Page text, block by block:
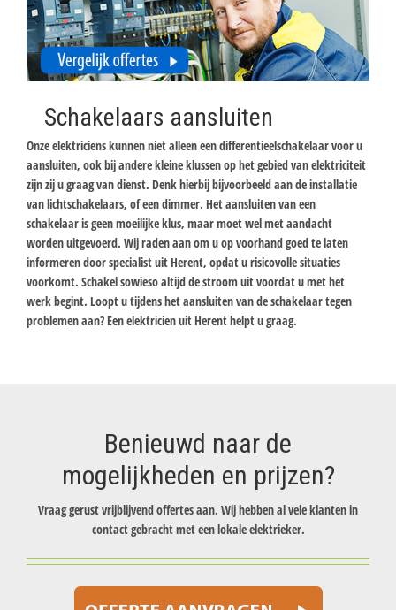
Schakelaars aansluiten
Onze elektriciens kunnen niet alleen een differentieelschakelaar voor u
aansluiten, ook bij andere kleine klussen op het gebied van elektriciteit
zijn zij u graag van dienst. Denk hierbij bijvoorbeeld aan de installatie
van lichtschakelaars, of een dimmer. Het aansluiten van een
schakelaar is geen moeilijke klus, maar moet wel met aandacht
worden uitgevoerd. Wij raden aan om u op voorhand goed te laten
informeren door specialist uit Herent, opdat u risicovolle situaties
voorkomt. Schakel sowieso altijd de stroom uit voordat u met het
werk begint. Loopt u tijdens het aansluiten van de schakelaar tegen
problemen aan? Een elektricien uit Herent helpt u graag.
Benieuwd naar de
mogelijkheden en prijzen?
Vraag gerust vrijblijvend offertes aan. Wij hebben al vele klanten in
contact gebracht met een lokale elektrieker.